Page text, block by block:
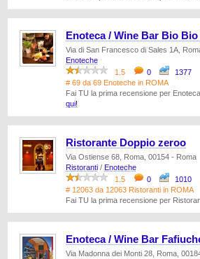
Enoteca / Wine Bar Bio
Via di San Francesco di Sales 1A,
Enoteche
1.5
0
1377
# 69 da 69 Enoteche in ROMA
Fai TU la prima recensione per
qui!
Ristorante Doppio zeroo
Via Ostiense 68, Roma, 00154 - Roma
Ristoranti / Enoteche
1.5
0
1010
# 12063 da 12063 Ristoranti in ROMA
Fai TU la prima recensione per
Enoteca / Wine Bar
Via Madonna dei Monti 28, Roma,